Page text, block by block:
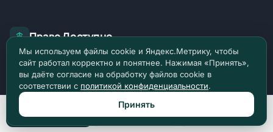
Право Доступно
О главном в праве. Более 2449 разборов и
инструкций по российскому праву.
Мы используем файлы cookie и Яндекс.Метрику, чтобы
сайт работал корректно и понятнее. Нажимая «Принять»,
вы даёте согласие на обработку файлов cookie в
соответствии с политикой конфиденциальности.
Принять